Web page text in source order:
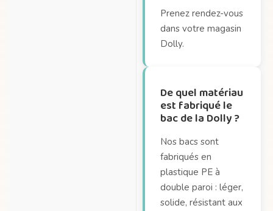
Prenez rendez-vous
dans votre magasin
Dolly.
De quel matériau
est fabriqué le
bac de la Dolly ?
Nos bacs sont
fabriqués en
plastique PE à
double paroi : léger,
solide, résistant aux